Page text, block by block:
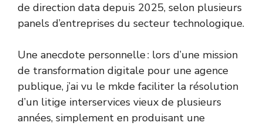
de direction data depuis 2025, selon plusieurs
panels d’entreprises du secteur technologique.
Une anecdote personnelle : lors d’une mission
de transformation digitale pour une agence
publique, j’ai vu le mkde faciliter la résolution
d’un litige interservices vieux de plusieurs
années, simplement en produisant une